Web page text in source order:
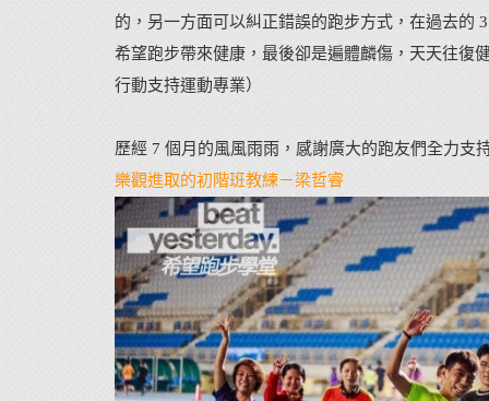
的，另一方面可以糾正錯誤的跑步方式，在過去的
希望跑步帶來健康，最後卻是遍體麟傷，天天往復
行動支持運動專業）
歷經 7 個月的風風雨雨，感謝廣大的跑友們全力支
樂觀進取的初階班教練－梁哲睿